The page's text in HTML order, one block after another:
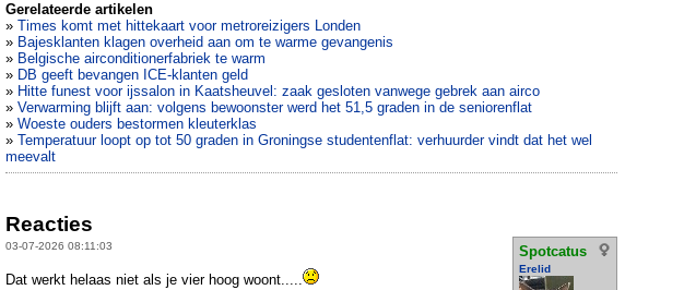
Gerelateerde artikelen
» Times komt met hittekaart voor metroreizigers Londen
» Bajesklanten klagen overheid aan om te warme gevangenis
» Belgische airconditionerfabriek te warm
» DB geeft bevangen ICE-klanten geld
» Hitte funest voor ijssalon in Kaatsheuvel: zaak gesloten vanwege gebrek aan airco
» Verwarming blijft aan: volgens bewoonster werd het 51,5 graden in de seniorenflat
» Woeste ouders bestormen kleuterklas
» Temperatuur loopt op tot 50 graden in Groningse studentenflat: verhuurder vindt dat het wel
meevalt
Reacties
03-07-2026 08:11:03 Spotcatus
Erelid
Dat werkt helaas niet als je vier hoog woont.....